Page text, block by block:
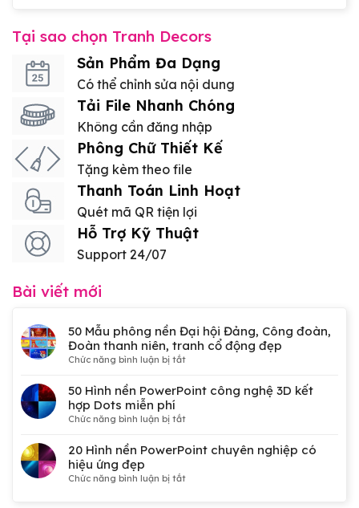
Tại sao chọn Tranh Decors
Sản Phẩm Đa Dạng
Có thể chỉnh sửa nội dung
Tải File Nhanh Chóng
Không cần đăng nhập
Phông Chữ Thiết Kế
Tặng kèm theo file
Thanh Toán Linh Hoạt
Quét mã QR tiện lợi
Hỗ Trợ Kỹ Thuật
Support 24/07
Bài viết mới
50 Mẫu phông nền Đại hội Đảng, Công đoàn,
Đoàn thanh niên, tranh cổ động đẹp
Chức năng bình luận bị tắtở
Mẫu
Đảng,
đoàn,
50 Hình nền PowerPoint công nghệ 3D kết
hợp Dots miễn phí
Chức năng bình luận bị tắtở
Hình
20 Hình nền PowerPoint chuyên nghiệp có
hiệu ứng đẹp
Chức năng bình luận bị tắtở